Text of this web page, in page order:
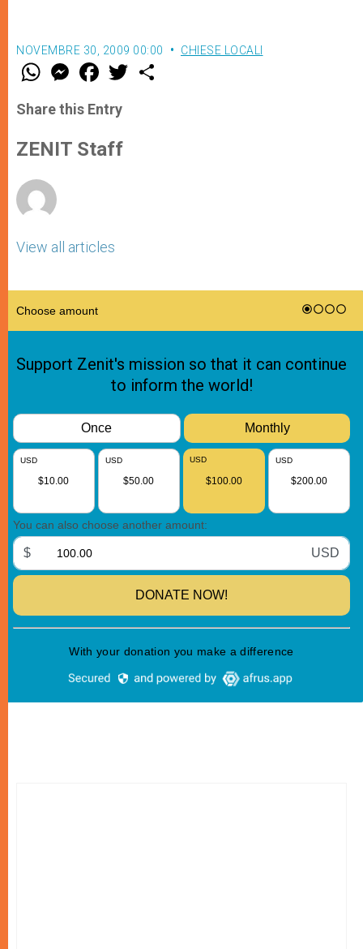
NOVEMBRE 30, 2009 00:00 CHIESE LOCALI
W
t
s
p
p
M
e
s
e
g
e
F
a
e
b
o
k
w
Share this Entry
ZENIT Staff
View all articles